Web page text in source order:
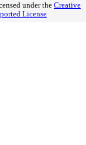
under the Creative
License